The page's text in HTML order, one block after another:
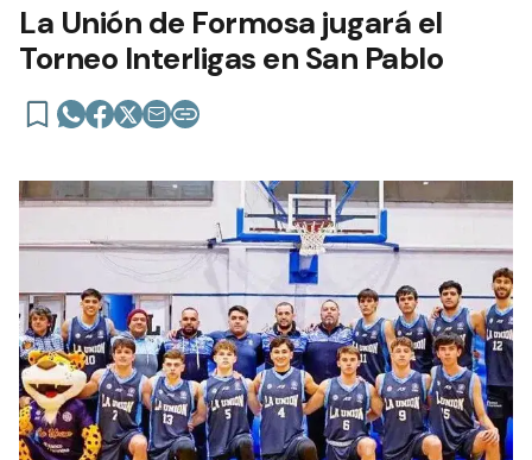
La Unión de Formosa jugará el
Torneo Interligas en San Pablo